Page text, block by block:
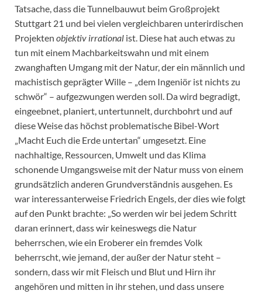
Tatsache, dass die Tunnelbauwut beim Großprojekt
Stuttgart 21 und bei vielen vergleichbaren unterirdischen
Projekten objektiv irrational ist. Diese hat auch etwas zu
tun mit einem Machbarkeitswahn und mit einem
zwanghaften Umgang mit der Natur, der ein männlich und
machistisch geprägter Wille – „dem Ingeniör ist nichts zu
schwör“ – aufgezwungen werden soll. Da wird begradigt,
eingeebnet, planiert, untertunnelt, durchbohrt und auf
diese Weise das höchst problematische Bibel-Wort
„Macht Euch die Erde untertan“ umgesetzt. Eine
nachhaltige, Ressourcen, Umwelt und das Klima
schonende Umgangsweise mit der Natur muss von einem
grundsätzlich anderen Grundverständnis ausgehen. Es
war interessanterweise Friedrich Engels, der dies wie folgt
auf den Punkt brachte: „So werden wir bei jedem Schritt
daran erinnert, dass wir keineswegs die Natur
beherrschen, wie ein Eroberer ein fremdes Volk
beherrscht, wie jemand, der außer der Natur steht –
sondern, dass wir mit Fleisch und Blut und Hirn ihr
angehören und mitten in ihr stehen, und dass unsere